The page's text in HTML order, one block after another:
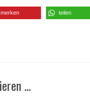
merken teilen
…